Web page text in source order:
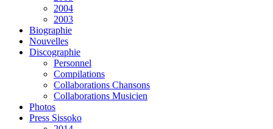
2004
2003
Biographie
Nouvelles
Discographie
Personnel
Compilations
Collaborations Chansons
Collaborations Musicien
Photos
Press Sissoko